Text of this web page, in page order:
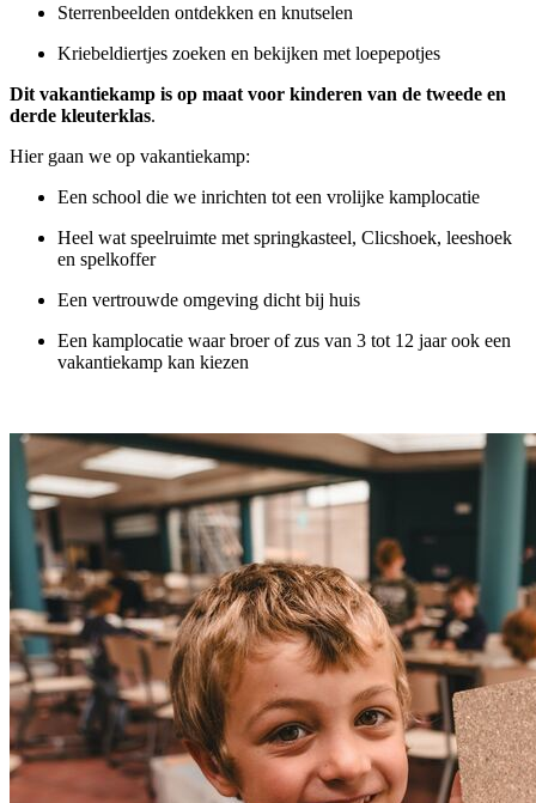
Sterrenbeelden ontdekken en knutselen
Kriebeldiertjes zoeken en bekijken met loepepotjes
Dit vakantiekamp is op maat voor kinderen van de tweede en
derde kleuterklas.
Hier gaan we op vakantiekamp:
Een school die we inrichten tot een vrolijke kamplocatie
Heel wat speelruimte met springkasteel, Clicshoek, leeshoek
en spelkoffer
Een vertrouwde omgeving dicht bij huis
Een kamplocatie waar broer of zus van 3 tot 12 jaar ook een
vakantiekamp kan kiezen